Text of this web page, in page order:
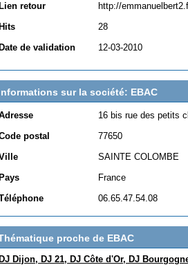
retour
http://
28
de validation
12-03-2010
sur la société: EBAC
16 bis rue des petits
postal
77650
SAINTE COLOMBE
France
06.65.47.54.08
proche de EBAC
Dijon, DJ 21, DJ Côte d'Or, DJ